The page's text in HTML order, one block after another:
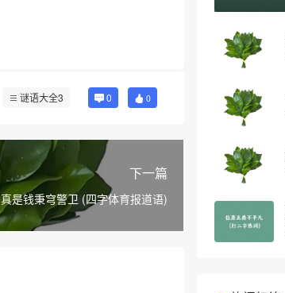
谜语大全3 0 0
下一篇
真是钱秉穹警卫 (四字体育报道语)